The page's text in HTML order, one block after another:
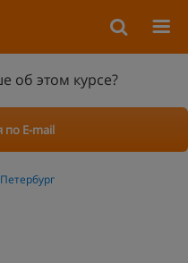
об этом курсе?
E-mail